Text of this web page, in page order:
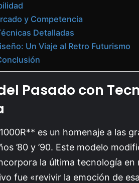
y Competencia
Detalladas
Un Viaje al Retro Futurismo
Pasado con
es un homenaje a las
’80 y ’90. Este modelo
la última tecnología
fue «revivir la emoción de